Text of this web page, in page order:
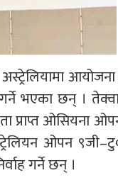
गर्ने भएका छन् ।
प्राप्त ओसियना
ओपन
गर्ने छन् ।